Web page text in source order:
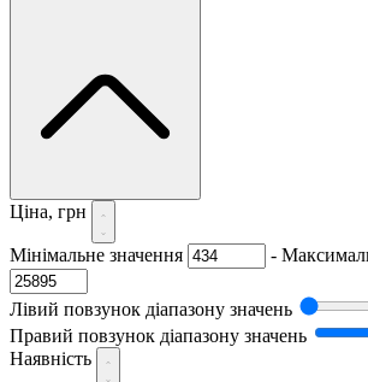
Ціна, грн
Мінімальне значення -
Лівий повзунок діапазону значень
Правий повзунок діапазону значень
Наявність